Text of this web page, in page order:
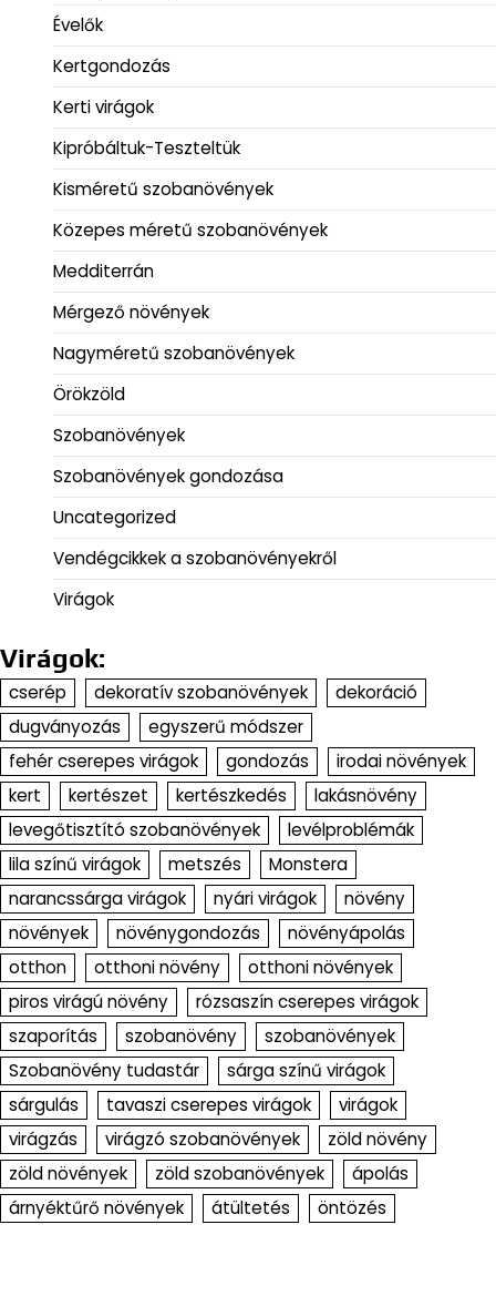
Évelők
Kertgondozás
Kerti virágok
Kipróbáltuk-Teszteltük
Kisméretű szobanövények
Közepes méretű szobanövények
Medditerrán
Mérgező növények
Nagyméretű szobanövények
Örökzöld
Szobanövények
Szobanövények gondozása
Uncategorized
Vendégcikkek a szobanövényekről
Virágok
Virágok:
cserép dekoratív szobanövények
dekoráció
dugványozás
egyszerű módszer
fehér cserepes virágok
gondozás
irodai növények
kert
kertészet kertészkedés
lakásnövény
levegőtisztító szobanövények
levélproblémák
lila színű virágok
metszés
Monstera
narancssárga virágok
nyári virágok
növény
növények
növénygondozás
növényápolás
otthon
otthoni növény
otthoni növények
piros virágú növény
rózsaszín cserepes virágok
szaporítás
szobanövény
szobanövények
Szobanövény tudastár
sárga színű virágok
sárgulás
tavaszi cserepes virágok
virágok
virágzás
virágzó szobanövények
zöld növény
zöld növények
zöld szobanövények
ápolás
árnyéktűrő növények
átültetés öntözés